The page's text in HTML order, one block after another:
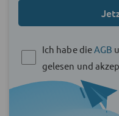
Ich habe dieAGB
gelesen und